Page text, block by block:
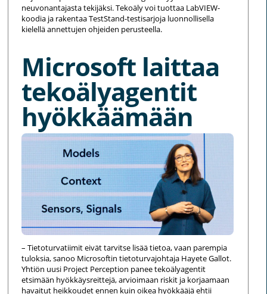
neuvonantajasta tekijäksi. Tekoäly voi tuottaa LabVIEW-
koodia ja rakentaa TestStand-testisarjoja luonnollisella
kielellä annettujen ohjeiden perusteella.
Microsoft laittaa
tekoälyagentit
hyökkäämään
– Tietoturvatiimit eivät tarvitse lisää tietoa, vaan parempia
tuloksia, sanoo Microsoftin tietoturvajohtaja Hayete Gallot.
Yhtiön uusi Project Perception panee tekoälyagentit
etsimään hyökkäysreittejä, arvioimaan riskit ja korjaamaan
havaitut heikkoudet ennen kuin oikea hyökkääjä ehtii